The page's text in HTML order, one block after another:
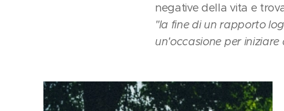
negative della vita e
"la fine di un rapporto
un'occasione per